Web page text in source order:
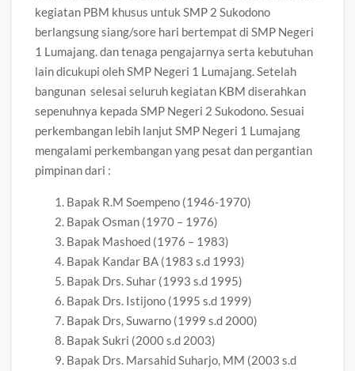
kegiatan PBM khusus untuk SMP 2 Sukodono
berlangsung siang/sore hari bertempat di SMP Negeri
1 Lumajang. dan tenaga pengajarnya serta kebutuhan
lain dicukupi oleh SMP Negeri 1 Lumajang. Setelah
bangunan selesai seluruh kegiatan KBM diserahkan
sepenuhnya kepada SMP Negeri 2 Sukodono. Sesuai
perkembangan lebih lanjut SMP Negeri 1 Lumajang
mengalami perkembangan yang pesat dan pergantian
pimpinan dari :
Bapak R.M Soempeno (1946-1970)
Bapak Osman (1970 – 1976)
Bapak Mashoed (1976 – 1983)
Bapak Kandar BA (1983 s.d 1993)
Bapak Drs. Suhar (1993 s.d 1995)
Bapak Drs. Istijono (1995 s.d 1999)
Bapak Drs, Suwarno (1999 s.d 2000)
Bapak Sukri (2000 s.d 2003)
Bapak Drs. Marsahid Suharjo, MM (2003 s.d